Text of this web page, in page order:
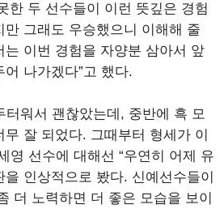
한 두 선수들이 이런 뜻깊은 경험
만 그래도 우승했으니 이해해 줄
는 이번 경험을 자양분 삼아서 앞
나가겠다”고 했다.
터워서 괜찮았는데, 중반에 흑 모
잘 되었다. 그때부터 형세가 이
영 선수에 대해선 “우연히 어제 유
인상적으로 봤다. 신예선수들이
더 노력하면 더 좋은 모습을 보이